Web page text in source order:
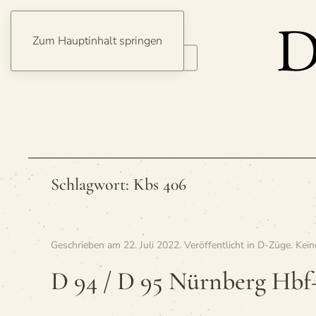
Zum Hauptinhalt springen
Schlagwort: Kbs 406
Geschrieben am 22. Juli 2022. Veröffentlicht in D-Züge.
D 94 / D 95 Nürn­berg